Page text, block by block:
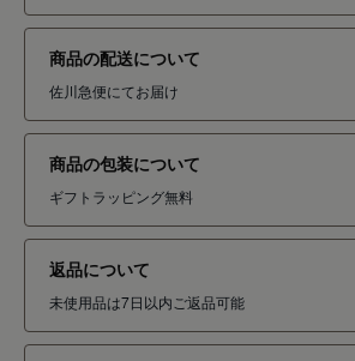
商品の配送について
佐川急便にてお届け
商品の包装について
ギフトラッピング無料
返品について
未使用品は7日以内ご返品可能